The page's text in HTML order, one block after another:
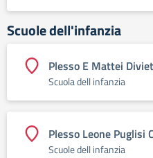
Scuole dell'infanzia
Plesso E Mattei
Scuola dell infanzia
Plesso Leone Puglisi
Scuole dell infanzia